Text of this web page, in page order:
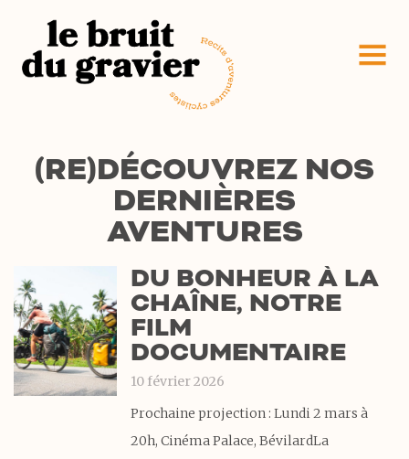
(RE)DÉCOUVREZ NOS
DERNIÈRES
AVENTURES
DU BONHEUR À LA
CHAÎNE, NOTRE
FILM
DOCUMENTAIRE
10 février 2026
Prochaine projection : Lundi 2 mars à
20h, Cinéma Palace, BévilardLa